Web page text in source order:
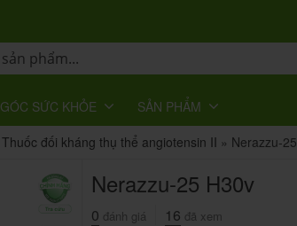
GÓC SỨC KHỎE
SẢN PHẨM
Thuốc đối kháng thụ thể angiotensin II » Nerazzu-
Nerazzu-25 H30v
0 đánh giá 16 đã xem